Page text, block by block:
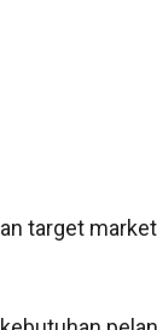
target